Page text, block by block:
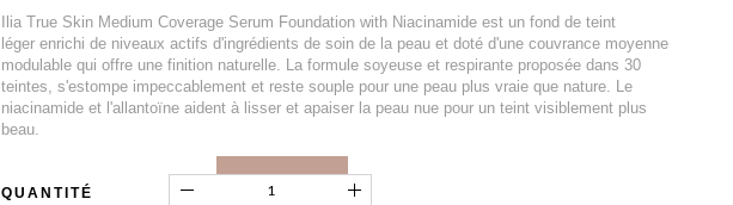
Ilia True Skin Medium Coverage Serum Foundation with Niacinamide est un fond de teint
léger enrichi de niveaux actifs d'ingrédients de soin de la peau et doté d'une couvrance moyenne
modulable qui offre une finition naturelle. La formule soyeuse et respirante proposée dans 30
teintes, s'estompe impeccablement et reste souple pour une peau plus vraie que nature. Le
niacinamide et l'allantoïne aident à lisser et apaiser la peau nue pour un teint visiblement plus
beau.
QUANTITÉ